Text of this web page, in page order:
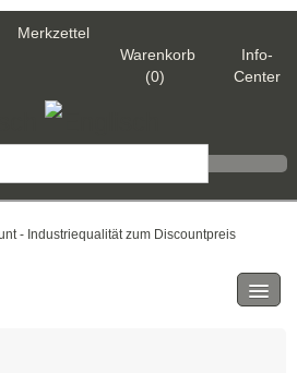
Merkzettel
Warenkorb
(0)
Info-
Center